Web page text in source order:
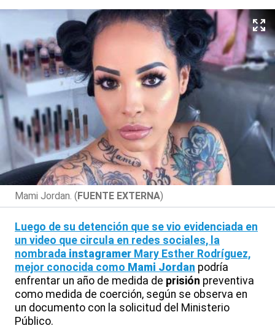
Mami Jordan. (FUENTE EXTERNA)
Luego de su detención que se vio evidenciada en
un video que circula en redes sociales, la
nombrada instagramer Mary Esther Rodríguez,
mejor conocida como Mami Jordan podría
enfrentar un año de medida de prisión preventiva
como medida de coerción, según se observa en
un documento con la solicitud del Ministerio
Público.